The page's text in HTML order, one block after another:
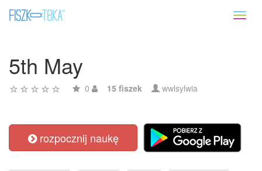
5th May
0 15 fiszek wwlsylwia
rozpocznij naukę